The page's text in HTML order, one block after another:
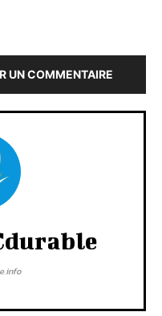
UN COMMENTAIRE